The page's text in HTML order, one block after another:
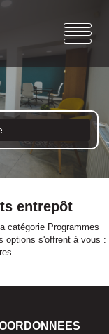
entrepôt
catégorie Programmes
options s'offrent à vous :